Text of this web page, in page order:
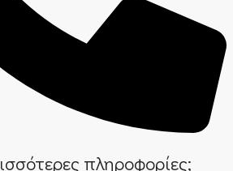
πληροφορίες;